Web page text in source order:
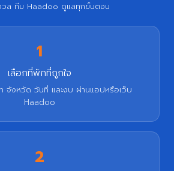
วล ทีม Haadoo ดูแลทุกขั้นตอน
1
เลือกที่พักที่ถูกใจ
ท จังหวัด วันที่ และงบ ผ่านแอปหรือเว็บ
Haadoo
2